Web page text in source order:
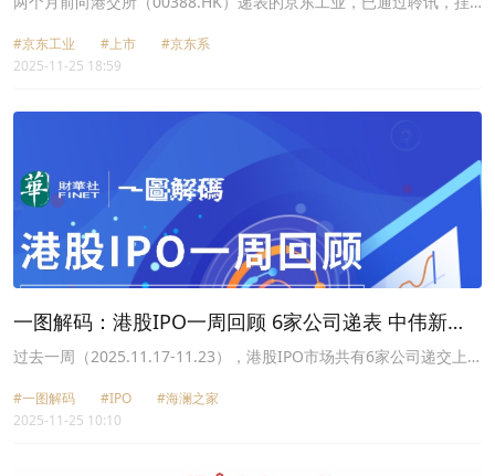
#京东工业 #上市
#京东系
2025-11-25 18:59
一图解码：港股IPO一周回顾 6家公司递表 中伟新材
首日股价震荡
过去一周（2025.11.17-11.23），港股IPO市场共有6家公司递交上
（600398.SH）等。
#一图解码 #IPO
#海澜之家
2025-11-25 10:10